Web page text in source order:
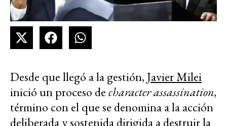
Desde que llegó a la gestión,Javier Milei
inició un proceso decharacter assassination,
término con el que se denomina a la acción
deliberada y sostenida dirigida a destruir la